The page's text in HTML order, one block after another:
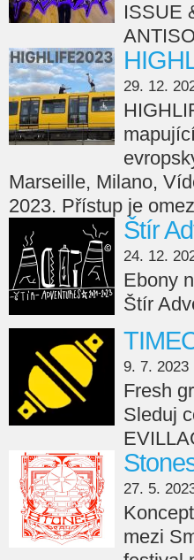
ISSUE
29. 12.
Marseille, Milano,
2023. Přístup je
Štír
24. 12.
Ebony
Štír
9. 7. 2023
Fresh
Sleduj
27. 5.
mezi